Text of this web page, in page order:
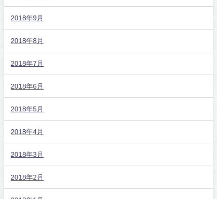
2018年9月
2018年8月
2018年7月
2018年6月
2018年5月
2018年4月
2018年3月
2018年2月